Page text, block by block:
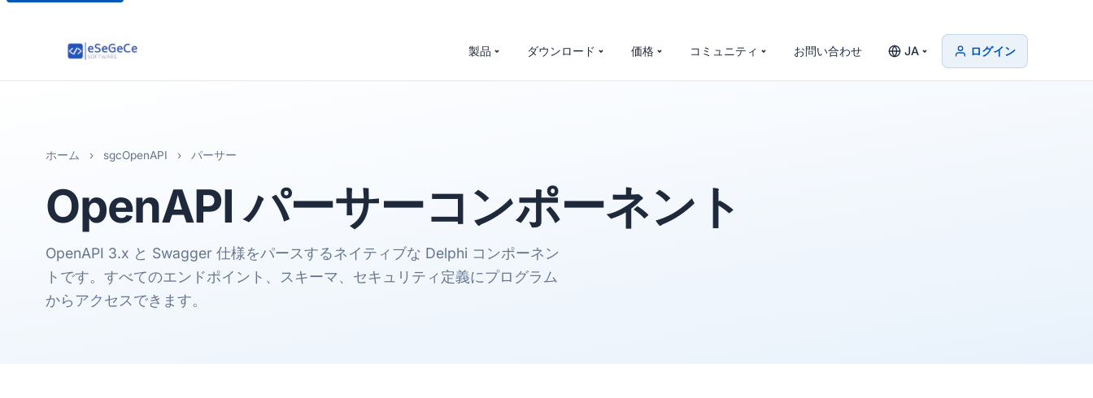
製品 ダウンロード 価格 コミュニティ お問い合わせ JA ログイン
ホーム › sgcOpenAPI › パーサー
OpenAPIパーサーコンポーネント
OpenAPI 3.x と Swagger 仕様をパースするネイティブな Delphi コンポーネン
トです。すべてのエンドポイント、スキーマ、セキュリティ定義にプログラム
からアクセスできます。